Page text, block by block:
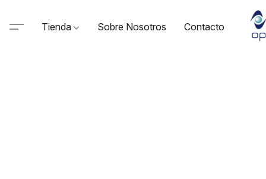
Tienda Sobre Nosotros Contacto